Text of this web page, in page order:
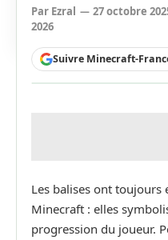
Par Ezral 27 octobre
2026
Suivre Minecraft-
Les balises ont
Minecraft : elles
progression du joueur.